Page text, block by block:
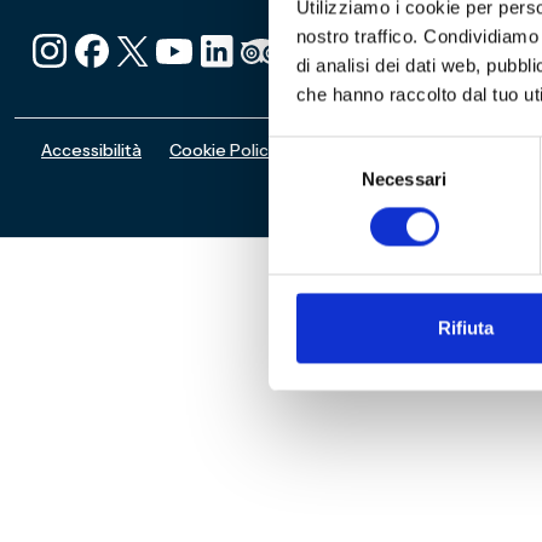
Utilizziamo i cookie per
nostro traffico.
di analisi dei dati web,
che hanno raccolto dal tuo
Selezione
Necessari
Rifiuta
Accessibilità Cookie Policy